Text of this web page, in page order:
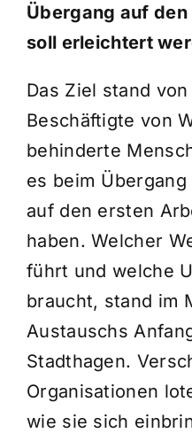
Verbundpartner
Suche
nach:
Übergang auf
soll erleichtert
Das Ziel stand
Beschäftigte von
behinderte
es beim
auf den ersten
haben. Welcher
führt und welche
braucht, stand im
Austauschs
Stadthagen.
Organisationen
wie sie sich